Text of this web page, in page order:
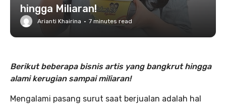
hingga Miliaran!
Arianti Khairina · 7 minutes read
Berikut beberapa bisnis artis yang bangkrut hingga
alami kerugian sampai miliaran!
Mengalami pasang surut saat berjualan adalah hal